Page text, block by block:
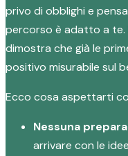
privo di obblighi e
percorso è adatto a te.
dimostra che già le
positivo misurabile sul
Ecco cosa aspettarti
Nessuna
arrivare con le